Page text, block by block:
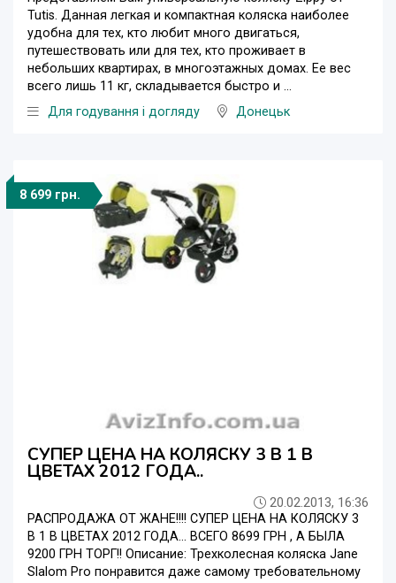
Tutis. Данная легкая и компактная коляска наиболее
удобна для тех, кто любит много двигаться,
путешествовать или для тех, кто проживает в
небольших квартирах, в многоэтажных домах. Ее вес
всего лишь 11 кг, складывается быстро и ...
Для годування і догляду
Донецьк
8 699 грн.
СУПЕР ЦЕНА НА КОЛЯСКУ 3 В 1 В
ЦВЕТАХ 2012 ГОДА..
20.02.2013, 16:36
РАСПРОДАЖА ОТ ЖАНЕ!!!! СУПЕР ЦЕНА НА КОЛЯСКУ 3
В 1 В ЦВЕТАХ 2012 ГОДА... ВСЕГО 8699 ГРН , А БЫЛА
9200 ГРН ТОРГ!! Описание: Трехколесная коляска Jane
Slalom Pro понравится даже самому требовательному